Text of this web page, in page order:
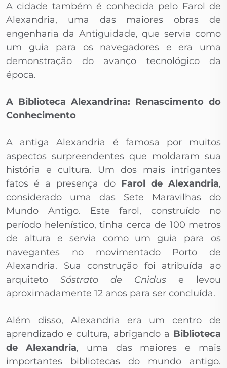
A cidade também é conhecida pelo Farol de
Alexandria, uma das maiores obras de
engenharia da Antiguidade, que servia como
um guia para os navegadores e era uma
demonstração do avanço tecnológico da
época.
A Biblioteca Alexandrina: Renascimento do
Conhecimento
A antiga Alexandria é famosa por muitos
aspectos surpreendentes que moldaram sua
história e cultura. Um dos mais intrigantes
fatos é a presença do Farol de Alexandria,
considerado uma das Sete Maravilhas do
Mundo Antigo. Este farol, construído no
período helenístico, tinha cerca de 100 metros
de altura e servia como um guia para os
navegantes no movimentado Porto de
Alexandria. Sua construção foi atribuída ao
arquiteto Sóstrato de Cnidus e levou
aproximadamente 12 anos para ser concluída.
Além disso, Alexandria era um centro de
aprendizado e cultura, abrigando a Biblioteca
de Alexandria, uma das maiores e mais
importantes bibliotecas do mundo antigo.